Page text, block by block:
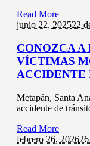
Read More
junio 22, 202522
CONOZCA
VÍCTIMAS
ACCIDENTE
Metapán, Santa
accidente de
Read More
febrero 26, 2026